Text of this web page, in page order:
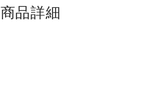
商品詳細